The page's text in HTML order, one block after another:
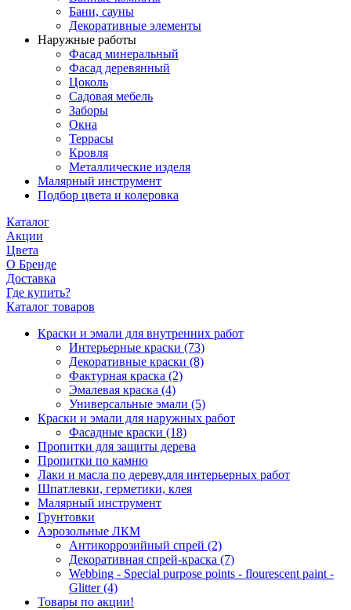
Бани, сауны
Декоративные элементы
Наружные работы
Фасад минеральный
Фасад деревянный
Цоколь
Садовая мебель
Заборы
Окна
Террасы
Кровля
Металлические изделя
Малярный инструмент
Подбор цвета и колеровка
Каталог
Акции
Цвета
О Бренде
Доставка
Где купить?
Каталог товаров
Краски и эмали для внутренних работ
Интерьерные краски (73)
Декоративные краски (8)
Фактурная краска (2)
Эмалевая краска (4)
Универсальные эмали (5)
Краски и эмали для наружных работ
Фасадные краски (18)
Пропитки для защиты дерева
Пропитки по камню
Лаки и масла по дереву,для интерьерных работ
Шпатлевки, герметики, клея
Малярный инструмент
Грунтовки
Аэрозольные ЛКМ
Антикоррозийный спрей (2)
Декоративная спрей-краска (7)
Webbing - Special purpose points - flourescent paint -
Glitter (4)
Товары по акции!